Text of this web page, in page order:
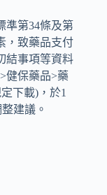
準第34條及第
，致藥品支付
結事項等資料
健保藥品>藥
下載)，於1
建議。